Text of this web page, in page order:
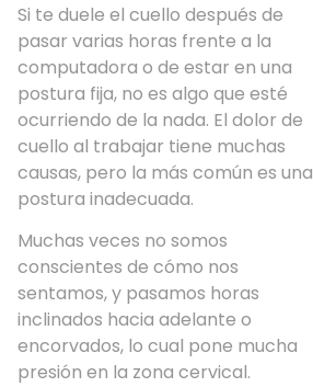
Si te duele el cuello después de
pasar varias horas frente a la
computadora o de estar en una
postura fija, no es algo que esté
ocurriendo de la nada. El dolor de
cuello al trabajar tiene muchas
causas, pero la más común es una
postura inadecuada.
Muchas veces no somos
conscientes de cómo nos
sentamos, y pasamos horas
inclinados hacia adelante o
encorvados, lo cual pone mucha
presión en la zona cervical.